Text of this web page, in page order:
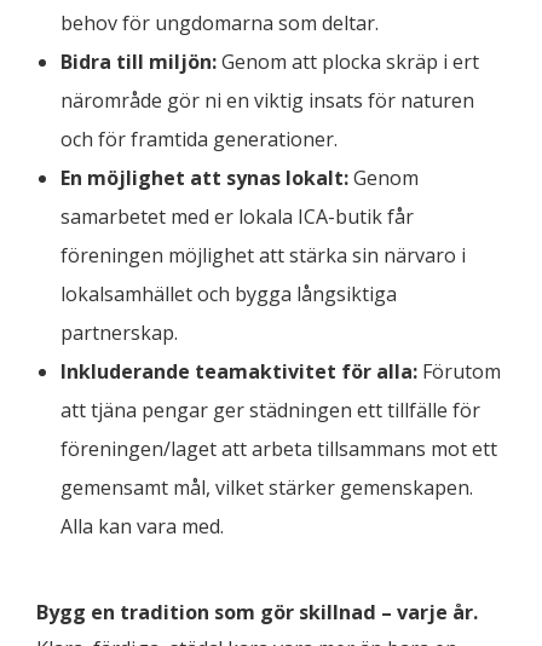
behov för ungdomarna som deltar.
Bidra till miljön:Genom att plocka skräp i ert
närområde gör ni en viktig insats för naturen
och för framtida generationer.
En möjlighet att synas lokalt:Genom
samarbetet med er lokala ICA-butik får
föreningen möjlighet att stärka sin närvaro i
lokalsamhället och bygga långsiktiga
partnerskap.
Inkluderande teamaktivitet för alla: Förutom
att tjäna pengar ger städningen ett tillfälle för
föreningen/laget att arbeta tillsammans mot ett
gemensamt mål, vilket stärker gemenskapen.
Alla kan vara med.
Bygg en tradition som gör skillnad – varje år.